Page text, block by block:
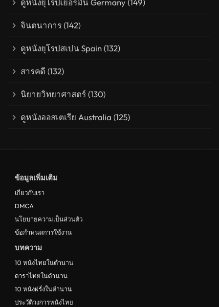
ดูหนังยุโรปเยอรมัน Germany(149)
จินตนาการ(142)
ดูหนังยุโรปสเปน Spain(132)
สารคดี (132)
นิยายวิทยาศาสตร์(130)
ดูหนังออสเตเรีย Australia (125)
ข้อมูลเพิ่มเติม
เกี่ยวกับเรา
DMCA
นโยบายความเป็นส่วนตัว
ข้อกำหนดการใช้งาน
บทความ
10 หนังไทยในตำนาน
ดาราไทยในตำนาน
10 หนังฝรั่งในตำนาน
ประวัติวงการหนังไทย